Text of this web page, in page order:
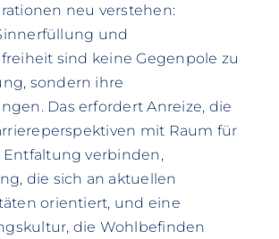
neu verstehen:
und
sind keine Gegenpole zu
sondern ihre
Das erfordert Anreize, die
mit Raum für
verbinden,
die sich an aktuellen
orientiert, und eine
die Wohlbefinden